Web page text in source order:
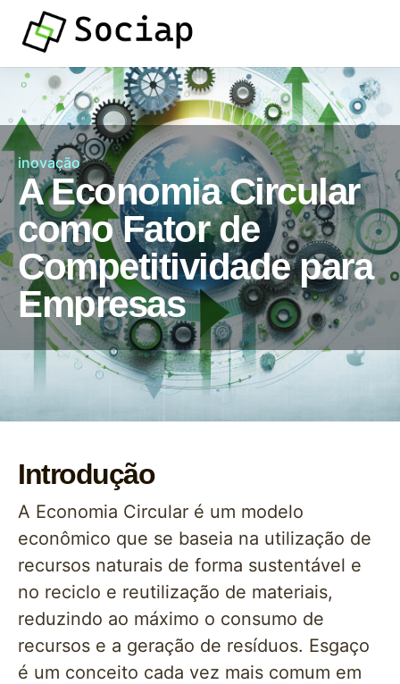
inovação
A Economia Circular
como Fator de
Competitividade para
Empresas
Introdução
A Economia Circular é um modelo
econômico que se baseia na utilização de
recursos naturais de forma sustentável e
no reciclo e reutilização de materiais,
reduzindo ao máximo o consumo de
recursos e a geração de resíduos. Esgaço
é um conceito cada vez mais comum em